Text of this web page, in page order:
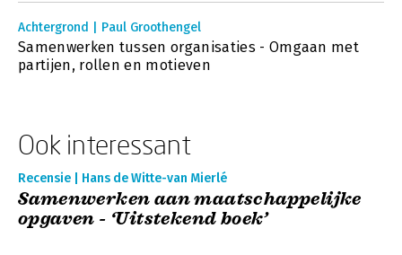
Achtergrond | Paul Groothengel
Samenwerken tussen organisaties - Omgaan met
partijen, rollen en motieven
Ook interessant
Recensie | Hans de Witte-van Mierlé
Samenwerken aan maatschappelijke
opgaven - ‘Uitstekend boek’